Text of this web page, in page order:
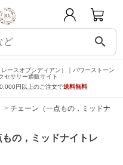
search
ースオブシディアン）｜パワーストーン
セサリー通販サイト
円以上のご注文で送料無料
チェーン（一点もの，ミッドナイ
の，ミッドナイトレ